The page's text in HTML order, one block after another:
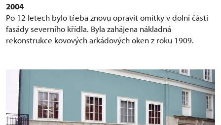
2004
Po 12 letech bylo třeba znovu opravit omítky v dolní části
fasády severního křídla. Byla zahájena nákladná
rekonstrukce kovových arkádových oken z roku 1909.